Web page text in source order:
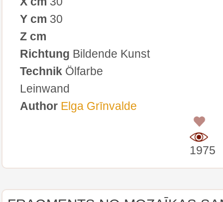
Y cm 30
Z cm
Richtung Bildende Kunst
Technik Ölfarbe
Leinwand
Author Elga Grīnvalde
1975